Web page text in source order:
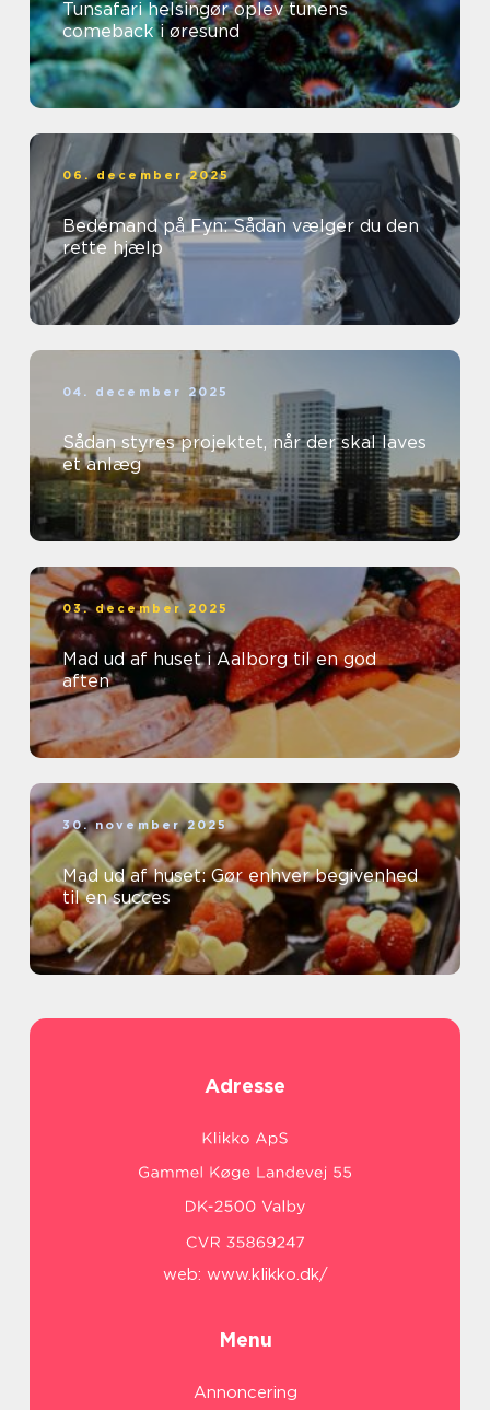
Tunsafari helsingør oplev tunens
comeback i øresund
06. december 2025
Bedemand på Fyn: Sådan vælger du den
rette hjælp
04. december 2025
Sådan styres projektet, når der skal laves
et anlæg
03. december 2025
Mad ud af huset i Aalborg til en god
aften
30. november 2025
Mad ud af huset: Gør enhver begivenhed
til en succes
Adresse
web: www.klikko.dk/
Menu
Annoncering